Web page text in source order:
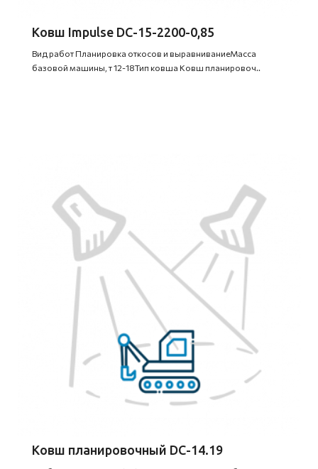
Ковш Impulse DC-15-2200-0,85
Вид работ Планировка откосов и выравниваниеМасса
базовой машины, т 12-18Тип ковша Ковш планировоч..
Ковш планировочный DC-14.19